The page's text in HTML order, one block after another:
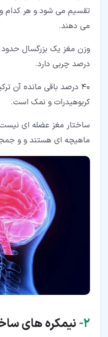
تقسیم می شود و هر کدام
می دهند.
درصد چربی دارد.
40 درصد باقی مانده آن
کربوهیدرات و نمک است.
ساختار مغز عضله ای
ماهیچه ای هستند و و
۲‏- نیمکره های